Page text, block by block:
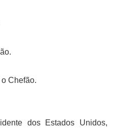
Chefão.
dos Estados Unidos,